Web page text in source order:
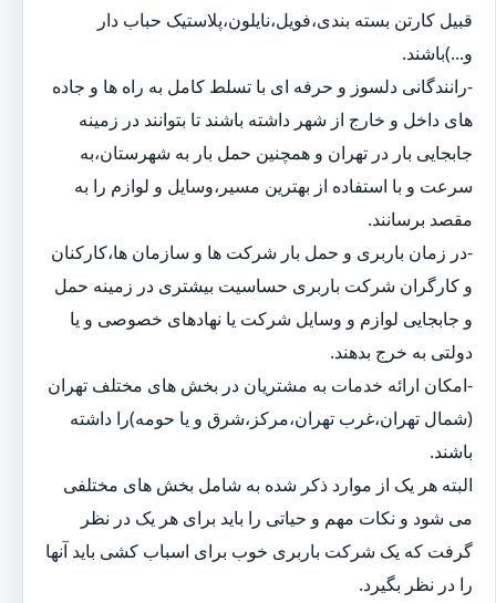
قبیل کارتن بسته بندی،فویل،نایلون،پلاستیک حباب دار
و...)باشند.
-رانندگانی دلسوز و حرفه ای با تسلط کامل به راه ها و جاده
های داخل و خارج از شهر داشته باشند تا بتوانند در زمینه
جابجایی بار در تهران و همچنین حمل بار به شهرستان،به
سرعت و با استفاده از بهترین مسیر،وسایل و لوازم را به
مقصد برسانند.
-در زمان باربری و حمل بار شرکت ها و سازمان ها،کارکنان
و کارگران شرکت باربری حساسیت بیشتری در زمینه حمل
و جابجایی لوازم و وسایل شرکت یا نهادهای خصوصی و یا
دولتی به خرج بدهند.
-امکان ارائه خدمات به مشتریان در بخش های مختلف تهران
(شمال تهران،غرب تهران،مرکز،شرق و یا حومه)را داشته
باشند.
البته هر یک از موارد ذکر شده به شامل بخش های مختلفی
می شود و نکات مهم و حیاتی را باید برای هر یک در نظر
گرفت که یک شرکت باربری خوب برای اسباب کشی باید آنها
را در نظر بگیرد.